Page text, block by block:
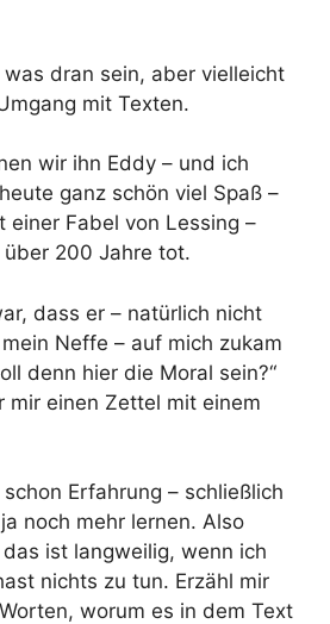
dran sein, aber vielleicht
mit Texten.
wir ihn Eddy – und ich
ganz schön viel Spaß –
einer Fabel von Lessing –
200 Jahre tot.
dass er – natürlich nicht
Neffe – auf mich zukam
denn hier die Moral sein?“
mir einen Zettel mit einem
Erfahrung – schließlich
noch mehr lernen. Also
ist langweilig, wenn ich
nichts zu tun. Erzähl mir
worum es in dem Text